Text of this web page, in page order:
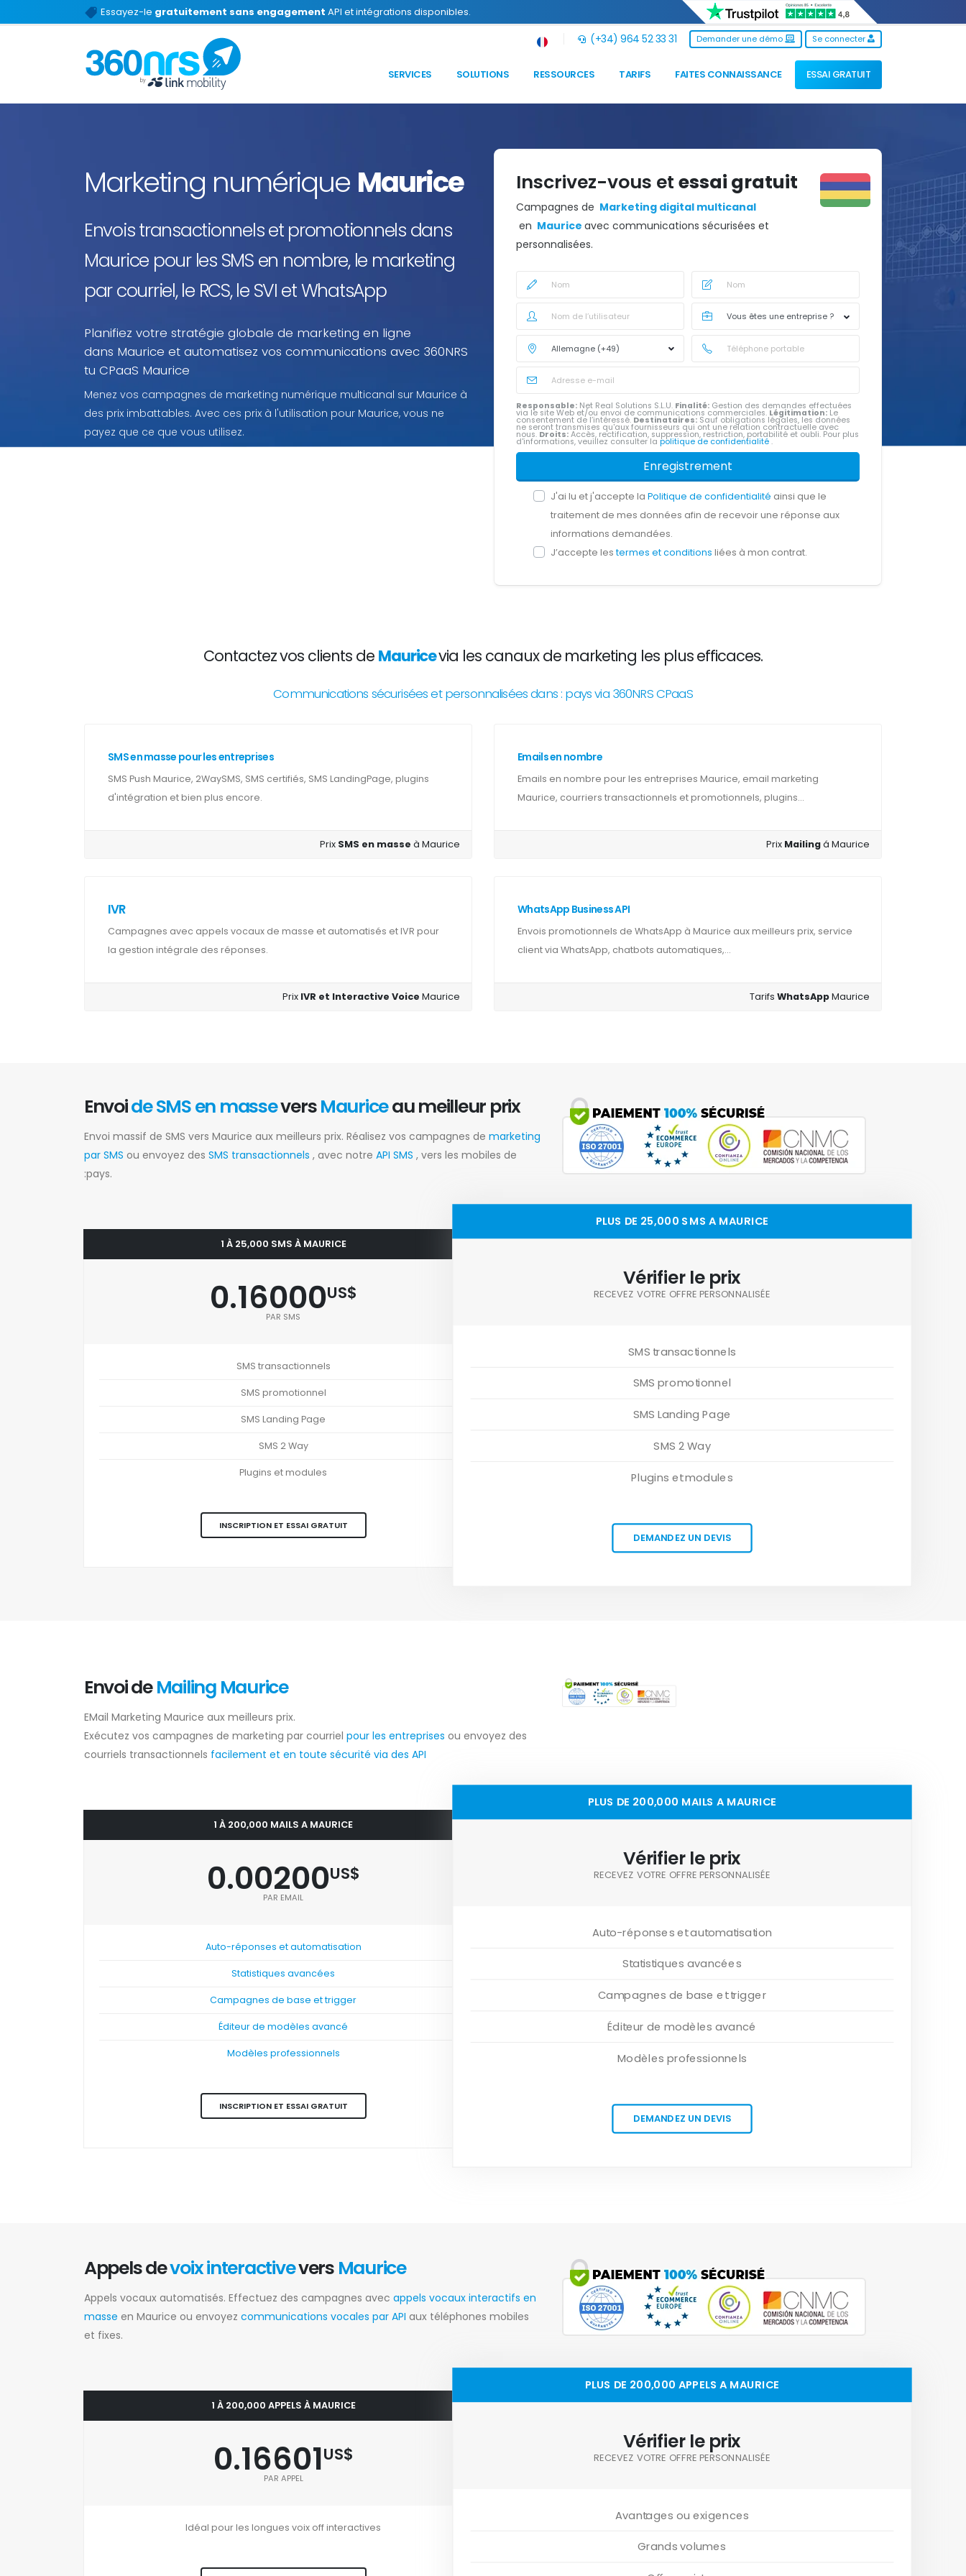
Essayez-le gratuitement sans engagement API et intégrations disponibles.
(+34) 964 52 33 31 Demander une démo Se connecter
SERVICES SOLUTIONS RESSOURCES TARIFS FAITES CONNAISSANCE ESSAI GRATUIT
Marketing numérique Maurice
Envois transactionnels et promotionnels dans
Maurice pour les SMS en nombre, le marketing
par courriel, le RCS, le SVI et WhatsApp
Planifiez votre stratégie globale de marketing en ligne
dans Maurice et automatisez vos communications avec 360NRS
tu CPaaS Maurice
Menez vos campagnes de marketing numérique multicanal sur Maurice à
des prix imbattables. Avec ces prix à l'utilisation pour Maurice, vous ne
payez que ce que vous utilisez.
Inscrivez-vous etessai gratuit
Campagnes de Marketing digital multicanal
en Mauriceavec communications sécurisées et
personnalisées.
Responsable: Net Real Solutions S.L.U. Finalité: Gestion des demandes effectuées
via le site Web et/ou envoi de communications commerciales. Légitimation: Le
consentement de l’intéressé. Destinataires: Sauf obligations légales, les données
ne seront transmises qu'aux fournisseurs qui ont une relation contractuelle avec
nous. Droits: Accès, rectification, suppression, restriction, portabilité et oubli. Pour plus
d'informations, veuillez consulter lapolitique de confidentialité.
Enregistrement
J'ai lu et j'accepte laPolitique de confidentialité ainsi que le
traitement de mes données afin de recevoir une réponse aux
informations demandées.
J’accepte lestermes et conditionsliées à mon contrat.
Contactez vos clients de Mauricevia les canaux de marketing les plus efficaces.
Communications sécurisées et personnalisées dans : pays via 360NRS CPaaS
SMS en masse pour les entreprises
SMS Push Maurice, 2WaySMS, SMS certifiés, SMS LandingPage, plugins
d'intégration et bien plus encore.
Prix SMS en masseà Maurice
Emails en nombre
Emails en nombre pour les entreprises Maurice, email marketing
Maurice, courriers transactionnels et promotionnels, plugins...
Prix Mailingá Maurice
IVR
Campagnes avec appels vocaux de masse et automatisés et IVR pour
la gestion intégrale des réponses.
Prix IVR et Interactive VoiceMaurice
WhatsApp Business API
Envois promotionnels de WhatsApp à Maurice aux meilleurs prix, service
client via WhatsApp, chatbots automatiques,...
TarifsWhatsAppMaurice
Envoide SMS en masseversMauriceau meilleur prix
Envoi massif de SMS vers Maurice aux meilleurs prix. Réalisez vos campagnes de marketing
par SMS ou envoyez des SMS transactionnels , avec notre API SMS , vers les mobiles de
:pays.
1 À 25,000 SMS À MAURICE
0.16000US$
PAR SMS
SMS transactionnels
SMS promotionnel
SMS Landing Page
SMS 2 Way
Plugins et modules
INSCRIPTION ET ESSAI GRATUIT
PLUS DE 25,000 SMS A MAURICE
Vérifier le prix
RECEVEZ VOTRE OFFRE PERSONNALISÉE
SMS transactionnels
SMS promotionnel
SMS Landing Page
SMS 2 Way
Plugins et modules
DEMANDEZ UN DEVIS
Envoi deMailing Maurice
EMail Marketing Maurice aux meilleurs prix.
Exécutez vos campagnes de marketing par courriel pour les entreprises ou envoyez des
courriels transactionnels facilement et en toute sécurité via des API
1 À 200,000 MAILS A MAURICE
0.00200US$
PAR EMAIL
Auto-réponses et automatisation
Statistiques avancées
Campagnes de base et trigger
Éditeur de modèles avancé
Modèles professionnels
INSCRIPTION ET ESSAI GRATUIT
PLUS DE 200,000 MAILS A MAURICE
Vérifier le prix
RECEVEZ VOTRE OFFRE PERSONNALISÉE
Auto-réponses et automatisation
Statistiques avancées
Campagnes de base et trigger
Éditeur de modèles avancé
Modèles professionnels
DEMANDEZ UN DEVIS
Appels devoix interactivevers Maurice
Appels vocaux automatisés. Effectuez des campagnes avec appels vocaux interactifs en
masse en Maurice ou envoyez communications vocales par API aux téléphones mobiles
et fixes.
1 À 200,000 APPELS À MAURICE
0.16601US$
PAR APPEL
Idéal pour les longues voix off interactives
PLUS DE 200,000 APPELS A MAURICE
Vérifier le prix
RECEVEZ VOTRE OFFRE PERSONNALISÉE
Avantages ou exigences
Grands volumes